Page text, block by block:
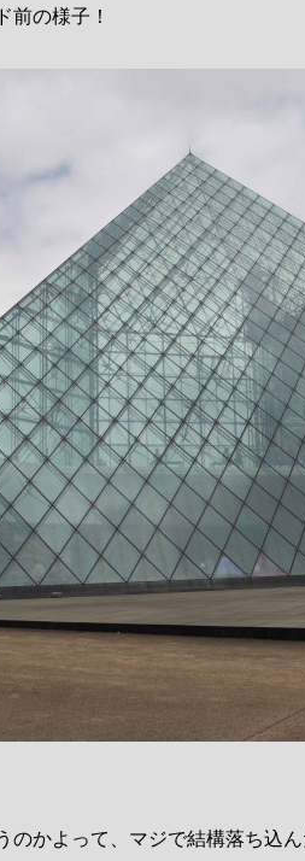
前の様子！
かよって、マジで結構落ち込ん